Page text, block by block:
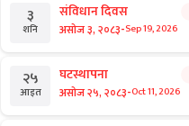
३
शनि
संविधान दिवस
असोज ३, २०८३-Sep 19, 2026
२५
आइत
घटस्थापना
असोज २५, २०८३-Oct 11, 2026